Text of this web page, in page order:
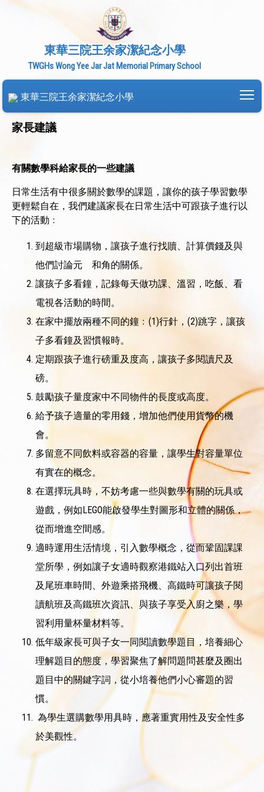
東華三院王余家潔紀念小學
TWGHs Wong Yee Jar Jat Memorial Primary School
東華三院王余家潔紀念小學
家長建議
有關數學科給家長的一些建議
日常生活有中很多關於數學的課題，讓你的孩子學習數學
更輕鬆自在，我們建議家長在日常生活中可跟孩子進行以
下的活動﹕
到超級市場購物，讓孩子進行找贖、計算價錢及與
他們討論元 和角的關係。
讓孩子多看鐘，記錄每天做功課、溫習，吃飯、看
電視各活動的時間。
在家中擺放兩種不同的鐘﹕(1)行針，(2)跳字，讓孩
子多看鐘及習慣報時。
定期跟孩子進行磅重及度高，讓孩子多閱讀尺及
磅。
鼓勵孩子量度家中不同物件的長度或高度。
給予孩子適量的零用錢，增加他們使用貨幣的機
會。
多留意不同飲料或容器的容量，讓學生對容量單位
有實在的概念。
在選擇玩具時，不妨考慮一些與數學有關的玩具或
遊戲，例如LEGO能啟發學生對圖形和立體的關係，
從而增進空間感。
適時運用生活情境，引入數學概念，從而鞏固課課
堂所學，例如讓子女適時觀察港鐵站入口列出首班
及尾班車時間、外遊乘搭飛機、高鐵時可讓孩子閱
讀航班及高鐵班次資訊、與孩子享受入廚之樂，學
習利用量杯量材料等。
低年級家長可與子女一同閱讀數學題目，培養細心
理解題目的態度，學習聚焦了解問題問甚麼及圈出
題目中的關鍵字詞，從小培養他們小心審題的習
慣。
為學生選購數學用具時，應著重實用性及安全性多
於美觀性。